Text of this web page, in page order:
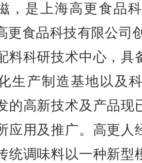
，是上海高更食品
更食品科技有限公司
料科研技术中心，具
生产制造基地以及
的高新技术及产品现
应用及推广。高更人
统调味料以一种新型